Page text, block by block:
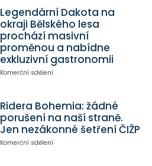
Legendární Dakota na
okraji Bělského lesa
prochází masivní
proměnou a nabídne
exkluzivní gastronomii
Komerční sdělení
Ridera Bohemia: žádné
porušení na naší straně.
Jen nezákonné šetření ČIŽP
Komerční sdělení